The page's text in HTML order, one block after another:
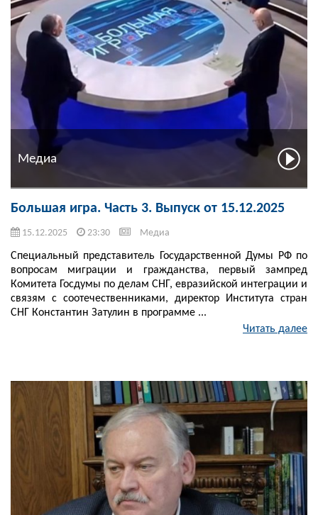
Медиа
Большая игра. Часть 3. Выпуск от 15.12.2025
15.12.2025 23:30 Медиа
Специальный представитель Государственной Думы РФ по
вопросам миграции и гражданства, первый зампред
Комитета Госдумы по делам СНГ, евразийской интеграции и
связям с соотечественниками, директор Института стран
СНГ Константин Затулин в программе ...
Читать далее